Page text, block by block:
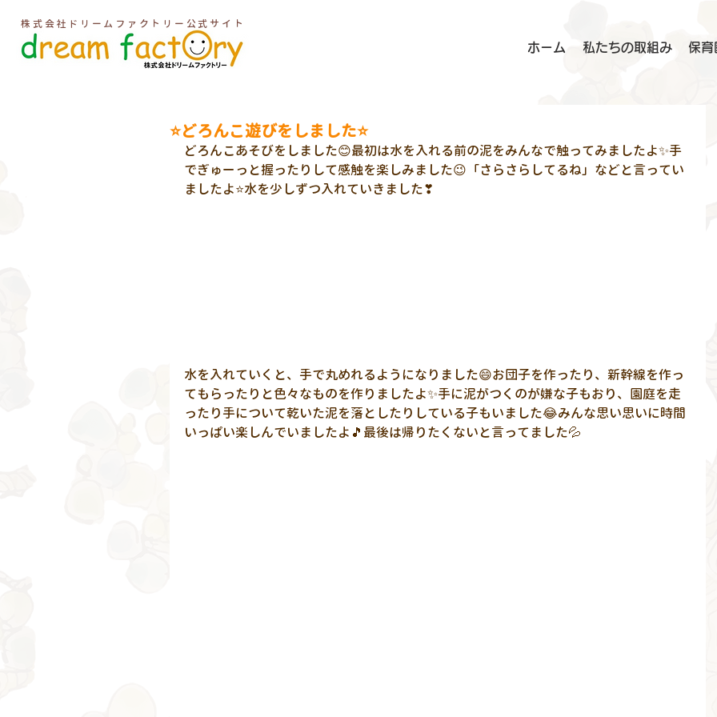
株式会社ドリームファクトリー公式サイト
ホーム 私たちの取組み 保育
⭐どろんこ遊びをしました⭐
どろんこあそびをしました😊最初は水を入れる前の泥をみんなで触ってみましたよ✨手
でぎゅーっと握ったりして感触を楽しみました😉「さらさらしてるね」などと言ってい
ましたよ⭐水を少しずつ入れていきました❣
水を入れていくと、手で丸めれるようになりました😄お団子を作ったり、新幹線を作っ
てもらったりと色々なものを作りましたよ✨手に泥がつくのが嫌な子もおり、園庭を走
ったり手について乾いた泥を落としたりしている子もいました😂みんな思い思いに時間
いっぱい楽しんでいましたよ🎵最後は帰りたくないと言ってました💦